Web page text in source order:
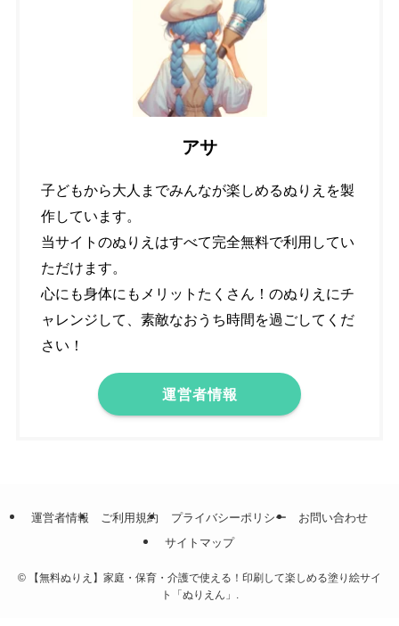
アサ
子どもから大人までみんなが楽しめるぬりえを製
作しています。
当サイトのぬりえはすべて完全無料で利用してい
ただけます。
心にも身体にもメリットたくさん！のぬりえにチ
ャレンジして、素敵なおうち時間を過ごしてくだ
さい！
運営者情報
運営者情報 ご利用規約 プライバシーポリシー
お問い合わせ
サイトマップ
© 【無料ぬりえ】家庭・保育・介護で使える！印刷して楽しめる塗り絵サイ
ト「ぬりえん」.